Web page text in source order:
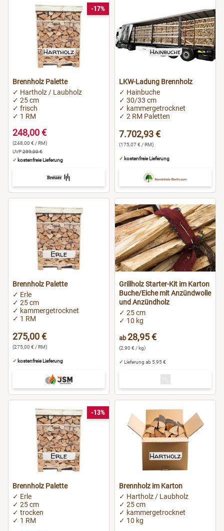
-17%
Brennholz Palette
✓ Hartholz / Laubholz
✓ 25 cm
✓ frisch
✓ 1 RM
248,00 €
(248,00 € / RM)
UVP299,00 €
✓ kostenfreie Lieferung
LKW-Ladung Brennholz
✓ Hainbuche
✓ 30/33 cm
✓ kammergetrocknet
✓ 2 RM Paletten
7.702,93 €
(175,07 € / RM)
✓ kostenfreie Lieferung
Brennholz Palette
✓ Erle
✓ 25 cm
✓ kammergetrocknet
✓ 1 RM
275,00 €
(275,00 € / RM)
✓ kostenfreie Lieferung
Grillholz Starter-Kit im Karton
Buche/Eiche mit Anzündwolle
und Anzündholz
✓ 25 cm
✓ 10 kg
ab28,95 €
(2,90 € / kg)
✓ Lieferung ab 5,95 €
-13%
Brennholz Palette
✓ Erle
✓ 25 cm
✓ trocken
✓ 1 RM
Brennholz im Karton
✓ Hartholz / Laubholz
✓ 25 cm
✓ kammergetrocknet
✓ 10 kg